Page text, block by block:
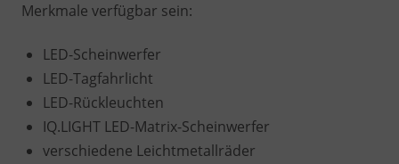
Merkmale verfügbar sein:
LED-Scheinwerfer
LED-Tagfahrlicht
LED-Rückleuchten
IQ.LIGHT LED-Matrix-Scheinwerfer
verschiedene Leichtmetallräder